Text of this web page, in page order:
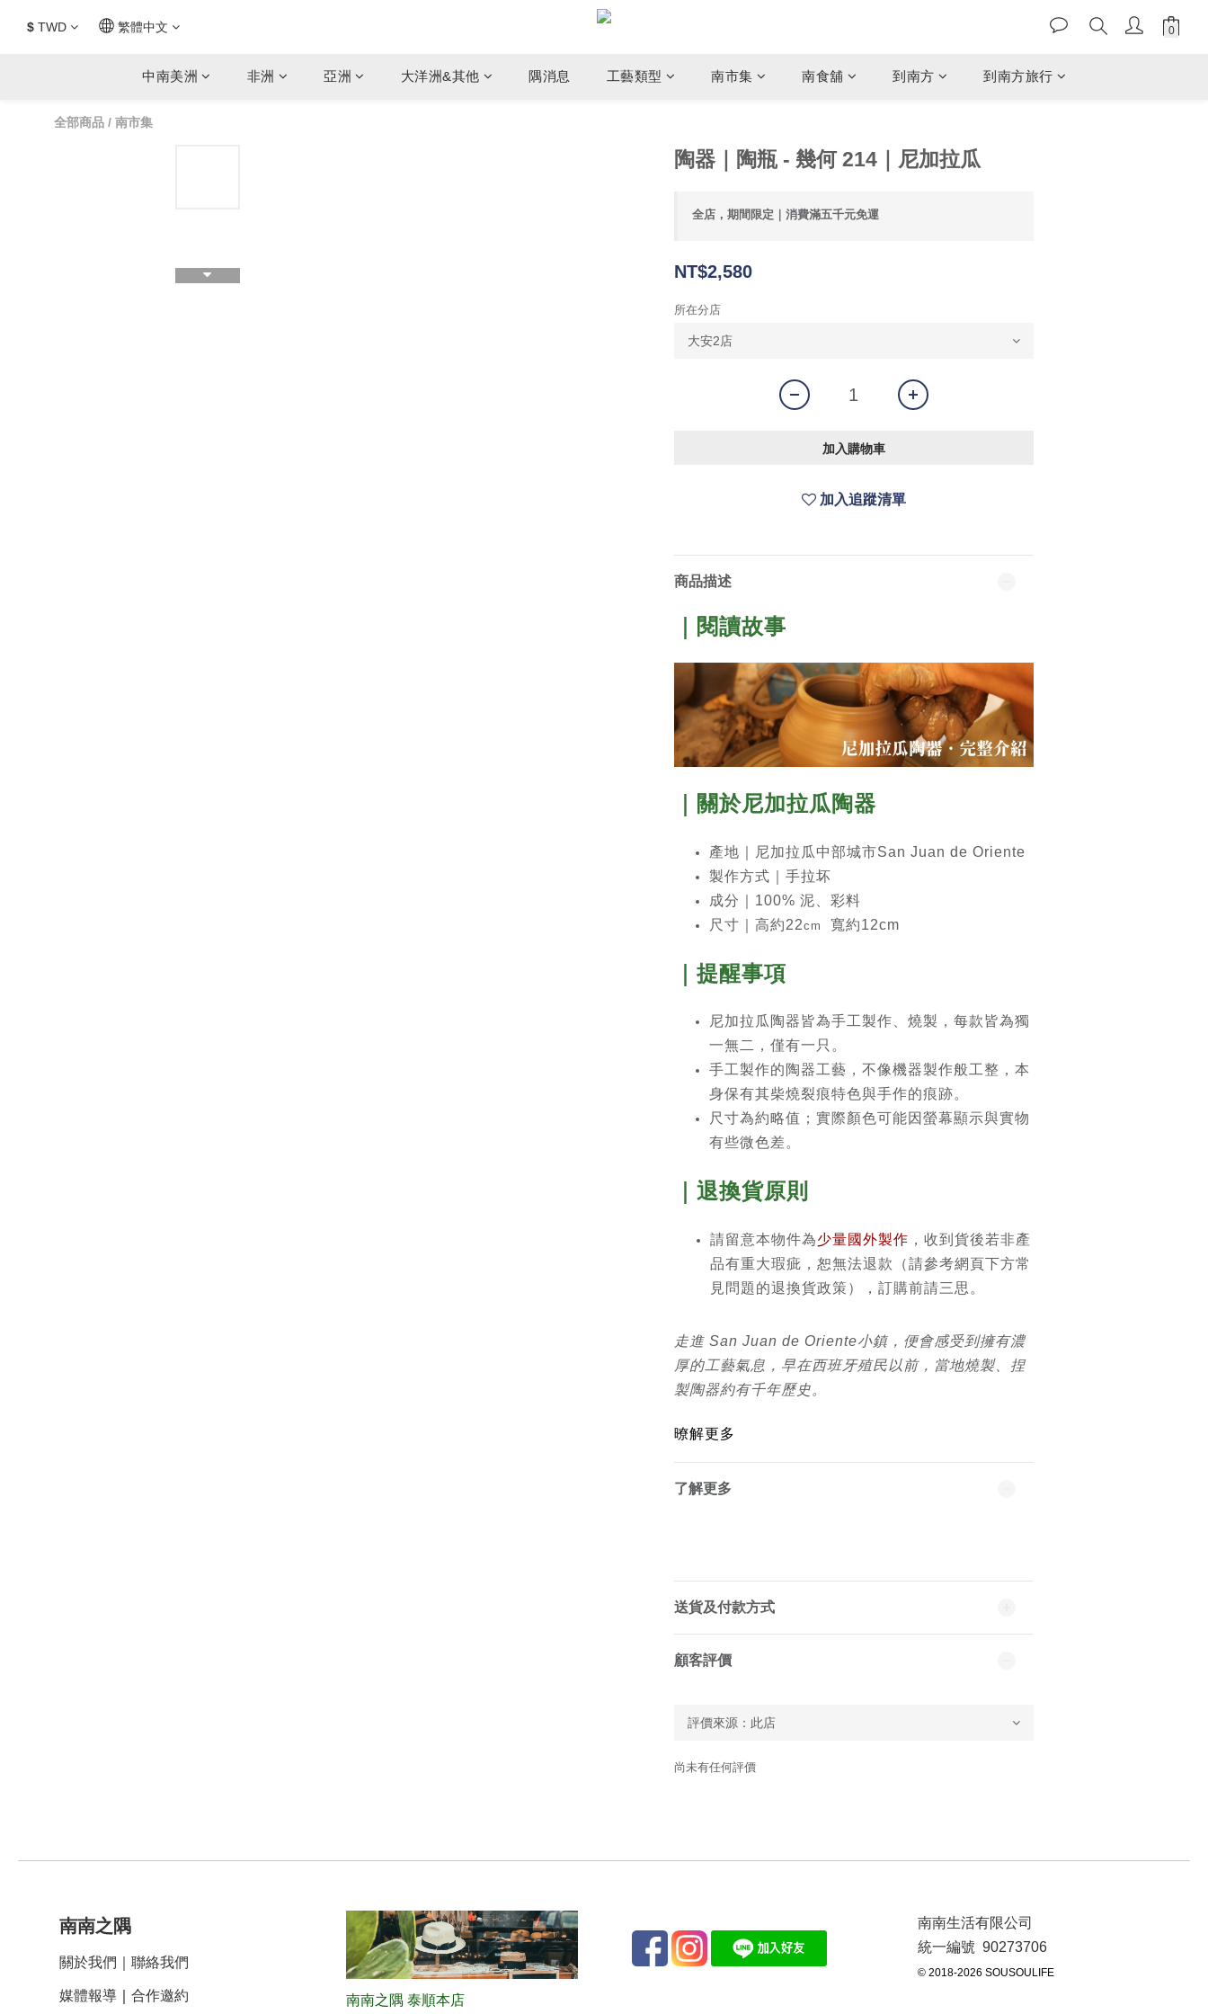
$ TWD 繁體中文
中南美洲 非洲 亞洲 大洋洲&其他 隅消息 工藝類型 南市集 南食舖 到南方 到南方旅行
全部商品 / 南市集
陶器｜陶瓶 - 幾何 214｜尼加拉瓜
全店，期間限定｜消費滿五千元免運
NT$2,580
所在分店
加入購物車
加入追蹤清單
商品描述
｜閱讀故事
｜關於尼加拉瓜陶器
產地｜尼加拉瓜中部城市San Juan de Oriente
製作方式｜手拉坏
成分｜100% 泥、彩料
尺寸｜高約22cm 寬約12cm
｜提醒事項
尼加拉瓜陶器皆為手工製作、燒製，每款皆為獨
一無二，僅有一只。
手工製作的陶器工藝，不像機器製作般工整，本
身保有其柴燒裂痕特色與手作的痕跡。
尺寸為約略值；實際顏色可能因螢幕顯示與實物
有些微色差。
｜退換貨原則
請留意本物件為少量國外製作 ，收到貨後若非產
品有重大瑕疵，恕無法退款（請參考網頁下方常
見問題的退換貨政策），訂購前請三思。
走進 San Juan de Oriente小鎮，便會感受到擁有濃
厚的工藝氣息，早在西班牙殖民以前，當地燒製、捏
製陶器約有千年歷史。
暸解更多
了解更多
送貨及付款方式
顧客評價
尚未有任何評價
南南之隅
關於我們 聯絡我們
媒體報導 合作邀約 南南之隅 泰順本店
南南生活有限公司
統一編號 90273706
© 2018-2026 SOUSOULIFE